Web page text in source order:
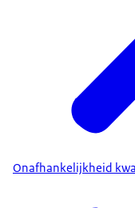
Onafhankelijkheid